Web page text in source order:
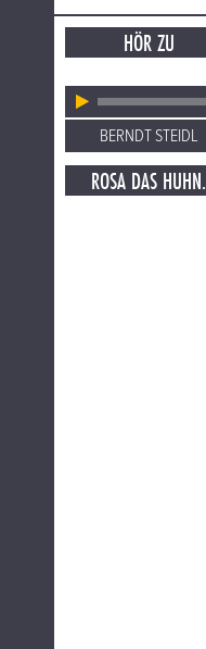
HÖR ZU
BERNDT STEIDL
ROSA DAS HUHN.